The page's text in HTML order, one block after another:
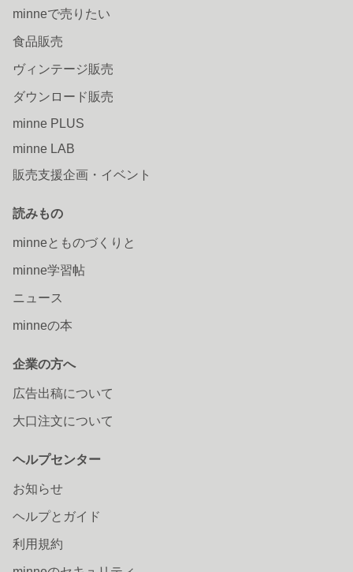
minneで売りたい
食品販売
ヴィンテージ販売
ダウンロード販売
minne PLUS
minne LAB
販売支援企画・イベント
読みもの
minneとものづくりと
minne学習帖
ニュース
minneの本
企業の方へ
広告出稿について
大口注文について
ヘルプセンター
お知らせ
ヘルプとガイド
利用規約